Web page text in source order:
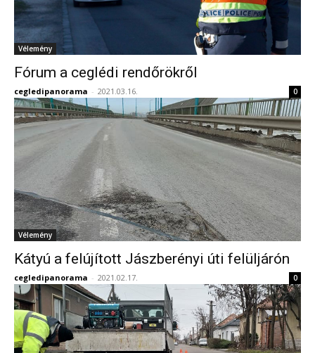
Vélemény
Fórum a ceglédi rendőrökről
cegledipanorama - 2021.03.16. 0
Vélemény
Kátyú a felújított Jászberényi úti felüljárón
cegledipanorama - 2021.02.17. 0